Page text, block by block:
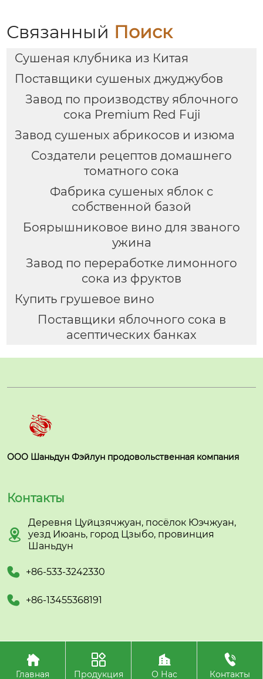
Связанный Поиск
Сушеная клубника из Китая
Поставщики сушеных джуджубов
Завод по производству яблочного
сока Premium Red Fuji
Завод сушеных абрикосов и изюма
Создатели рецептов домашнего
томатного сока
Фабрика сушеных яблок с
собственной базой
Боярышниковое вино для званого
ужина
Завод по переработке лимонного
сока из фруктов
Купить грушевое вино
Поставщики яблочного сока в
асептических банках
ООО Шаньдун Фэйлун продовольственная компания
Контакты

Деревня Цуйцзячжуан, посёлок Юэчжуан,
уезд Июань, город Цзыбо, провинция
Шаньдун
 +86-533-3242330
 +86-13455368191
Авторское право©ООО Шаньдун Фэйлун
продовольственная компания

Главная

Продукция

О Нас

Контакты